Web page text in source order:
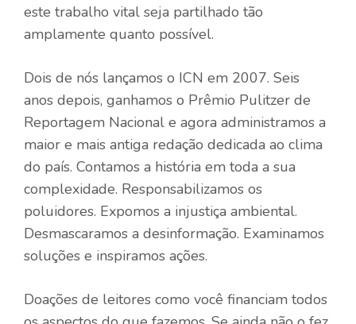
este trabalho vital seja partilhado tão
amplamente quanto possível.
Dois de nós lançamos o ICN em 2007. Seis
anos depois, ganhamos o Prêmio Pulitzer de
Reportagem Nacional e agora administramos a
maior e mais antiga redação dedicada ao clima
do país. Contamos a história em toda a sua
complexidade. Responsabilizamos os
poluidores. Expomos a injustiça ambiental.
Desmascaramos a desinformação. Examinamos
soluções e inspiramos ações.
Doações de leitores como você financiam todos